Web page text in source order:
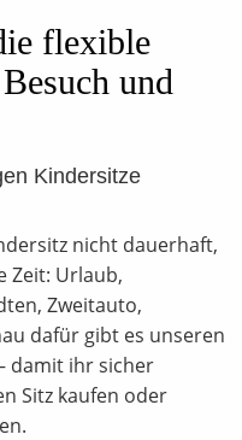
flexible
und
nicht dauerhaft,
Zeit: Urlaub,
Zweitauto,
dafür gibt es unseren
damit ihr sicher
Sitz kaufen oder